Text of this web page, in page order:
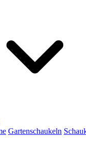
Gartenschaukeln